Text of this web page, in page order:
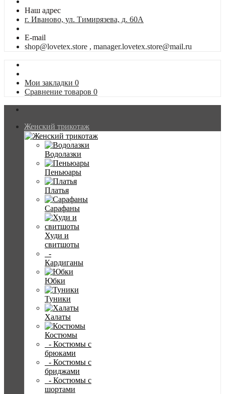
Наш адрес
г. Иваново, ул. Тимирязева, д. 60А
E-mail
shop@lovetex.store , manager.lovetex.store@mail.ru
Мои закладки 0
Сравнение товаров 0
Женский трикотаж
Водолазки
Пеньюары
Платья
Сарафаны
Худи и
свитшоты
-
Кардиганы
Юбки
Туники
Халаты
Костюмы
- Костюмы с
брюками
- Костюмы с
бриджами
- Костюмы с
шортами